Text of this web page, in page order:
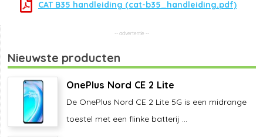
CAT B35 handleiding (cat-b35_handleiding.pdf)
Nieuwste producten
OnePlus Nord CE 2 Lite
De OnePlus Nord CE 2 Lite 5G is een midrange
toestel met een flinke batterij ...